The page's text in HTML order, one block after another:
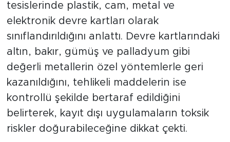
tesislerinde plastik, cam, metal ve
elektronik devre kartları olarak
sınıflandırıldığını anlattı. Devre kartlarındaki
altın, bakır, gümüş ve palladyum gibi
değerli metallerin özel yöntemlerle geri
kazanıldığını, tehlikeli maddelerin ise
kontrollü şekilde bertaraf edildiğini
belirterek, kayıt dışı uygulamaların toksik
riskler doğurabileceğine dikkat çekti.